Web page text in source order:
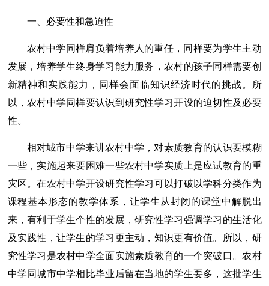
一、必要性和急迫性
农村中学同样肩负着培养人的重任，同样要为学生主动
发展，培养学生终身学习能力服务，农村的孩子同样需要创
新精神和实践能力，同样会面临知识经济时代的挑战。所
以，农村中学同样要认识到研究性学习开设的迫切性及必要
性。
相对城市中学来讲农村中学，对素质教育的认识要模糊
一些，实施起来要困难一些农村中学实质上是应试教育的重
灾区。在农村中学开设研究性学习可以打破以学科分类作为
课程基本形态的教学体系，让学生从封闭的课堂中解脱出
来，有利于学生个性的发展，研究性学习强调学习的生活化
及实践性，让学生的学习更主动，知识更有价值。所以，研
究性学习是农村中学全面实施素质教育的一个突破口。农村
中学同城市中学相比毕业后留在当地的学生要多，这批学生